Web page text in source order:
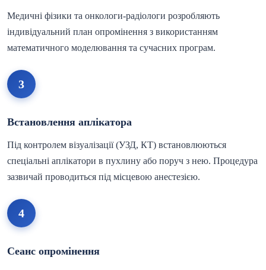
Медичні фізики та онкологи-радіологи розробляють
індивідуальний план опромінення з використанням
математичного моделювання та сучасних програм.
3
Встановлення аплікатора
Під контролем візуалізації (УЗД, КТ) встановлюються
спеціальні аплікатори в пухлину або поруч з нею. Процедура
зазвичай проводиться під місцевою анестезією.
4
Сеанс опромінення